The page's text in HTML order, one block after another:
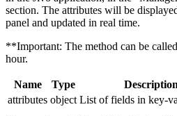
section. The attributes will be
panel and updated in real time.
**Important: The method can be
hour.
Name Type
Description
attributes object List of fields in key-